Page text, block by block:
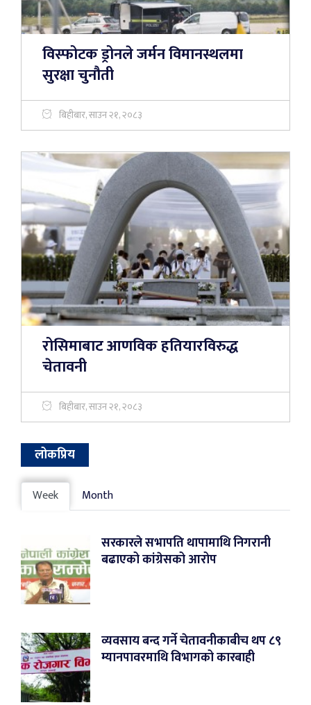
विस्फोटक ड्रोनले जर्मन विमानस्थलमा
सुरक्षा चुनौती
बिहीबार, साउन २१, २०८३
रोसिमाबाट आणविक हतियारविरुद्ध
चेतावनी
बिहीबार, साउन २१, २०८३
लोकप्रिय
Week Month
सरकारले सभापति थापामाथि निगरानी
बढाएको कांग्रेसको आरोप
व्यवसाय बन्द गर्ने चेतावनीकाबीच थप ८९
म्यानपावरमाथि विभागको कारबाही